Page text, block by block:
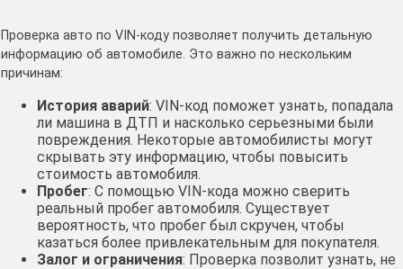
Проверка авто по VIN-коду позволяет получить детальную
информацию об автомобиле. Это важно по нескольким
причинам:
История аварий: VIN-код поможет узнать, попадала
ли машина в ДТП и насколько серьезными были
повреждения. Некоторые автомобилисты могут
скрывать эту информацию, чтобы повысить
стоимость автомобиля.
Пробег: С помощью VIN-кода можно сверить
реальный пробег автомобиля. Существует
вероятность, что пробег был скручен, чтобы
казаться более привлекательным для покупателя.
Залог и ограничения: Проверка позволит узнать, не